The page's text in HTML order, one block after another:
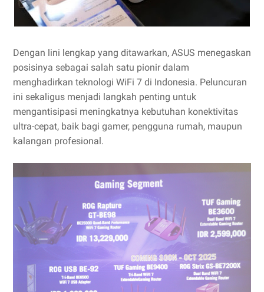
Dengan lini lengkap yang ditawarkan, ASUS menegaskan
posisinya sebagai salah satu pionir dalam
menghadirkan teknologi WiFi 7 di Indonesia. Peluncuran
ini sekaligus menjadi langkah penting untuk
mengantisipasi meningkatnya kebutuhan konektivitas
ultra-cepat, baik bagi gamer, pengguna rumah, maupun
kalangan profesional.